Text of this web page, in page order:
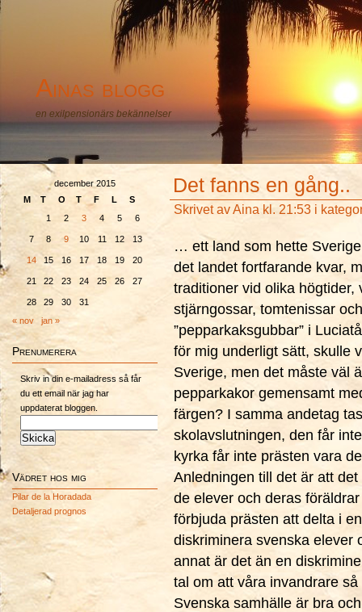
Ainas blogg
en exilpensionärs bekännelser
december 2015
M
T O T F L
S
1
2 3 4 5 6
7 8 9 10 11 12 13
14 15 16 17 18 19 20
21 22 23 24 25 26 27
28 29 30
31
« nov
jan »
Prenumerera
Skriv in din e-mailadress så får
du ett email när jag har
uppdaterat bloggen.
Vädret hos mig
Pilar de la Horadada
Detaljerad prognos
Det fanns en gång..
Skrivet avAina kl. 21:53 i
… ett land som hette
det landet fortfarande kvar,
traditioner vid olika högtider,
stjärngossar, tomtenissar
”pepparkaksgubbar” i
för mig underligt sätt, skulle
Sverige, men det måste väl
pepparkakor gemensamt
färgen? I samma andetag
skolavslutningen, den får
kyrka får inte prästen vara
Anledningen till det är att
de elever och deras
förbjuda prästen att delta i
diskriminera svenska elever
annat är det än en
tal om att våra invandrare
Svenska samhälle är bra